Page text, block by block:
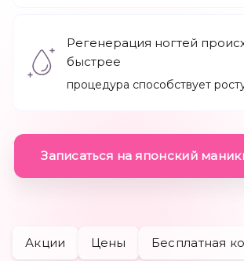
О нас
Онлайн подбор
Регенерация ногтей
быстрее
процедура способствует
Записаться на японский
Акции Цены Бесплатная